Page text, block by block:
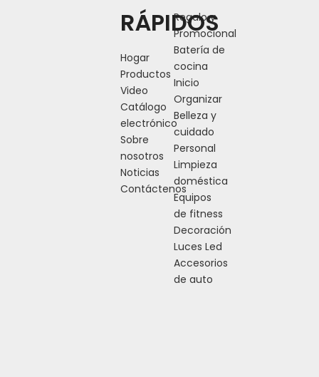
RÁPIDOS
Hogar
Productos
Video
Catálogo
electrónico
Sobre
nosotros
Noticias
Contáctenos
Regalo y
Promocional
Batería de
cocina
Inicio
Organizar
Belleza y
cuidado
Personal
Limpieza
doméstica
Equipos
de fitness
Decoración
Luces Led
Accesorios
de auto